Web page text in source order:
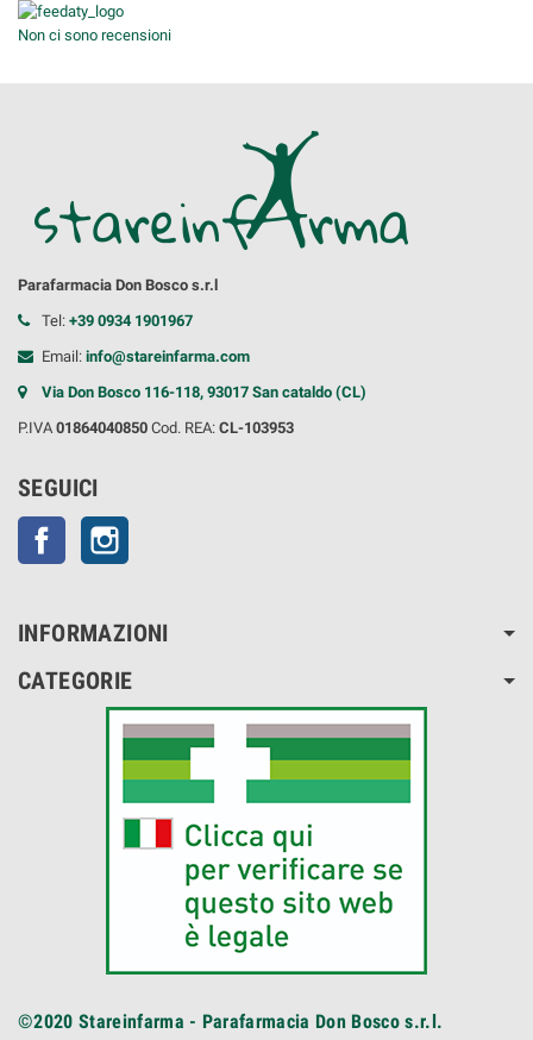
Non ci sono recensioni
Parafarmacia Don Bosco s.r.l
Tel: +39 0934 1901967
Email: info@stareinfarma.com
Via Don Bosco 116-118, 93017 San cataldo (CL)
P.IVA 01864040850 Cod. REA: CL-103953
SEGUICI
Facebook
INFORMAZIONI
CATEGORIE
©2020 Stareinfarma - Parafarmacia Don Bosco s.r.l.